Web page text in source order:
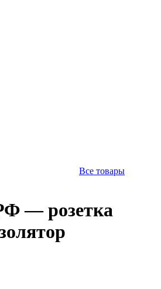
Все товары
— розетка